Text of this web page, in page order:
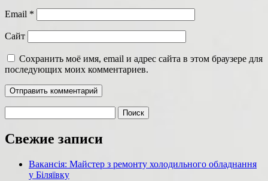
Email *
Сайт
Сохранить моё имя, email и адрес сайта в этом браузере для
последующих моих комментариев.
Свежие записи
Вакансія: Майстер з ремонту холодильного обладнання
у Біляївку